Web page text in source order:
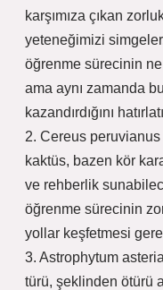
karşımıza çıkan
yeteneğimizi
öğrenme sürecinin
ama aynı zamanda
kazandırdığını
2. Cereus
kaktüs, bazen kör
ve rehberlik
öğrenme sürecinin
yollar keşfetmesi
3. Astrophytum
türü, şeklinden ötürü